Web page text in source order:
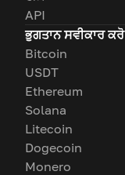
API
ਭੁਗਤਾਨ ਸਵੀਕਾਰ ਕਰੋ
Bitcoin
USDT
Ethereum
Solana
Litecoin
Dogecoin
Monero